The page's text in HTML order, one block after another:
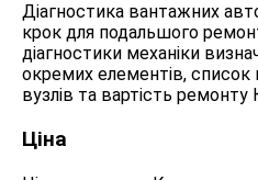
Діагностика вантажних
крок для подальшого
діагностики механіки
окремих елементів, список
вузлів та вартість ремонту
Ціна